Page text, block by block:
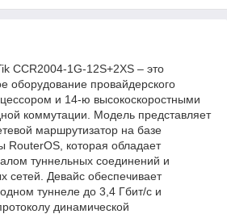
CCR2004-1G-12S+2XS – это
оборудование провайдерского
и 14-ю высокоскоростными
коммутации. Модель представляет
маршрутизатор на базе
RouterOS, которая обладает
туннельных соединений и
сетей. Девайс обеспечивает
туннеле до 3,4 Гбит/с и
динамической